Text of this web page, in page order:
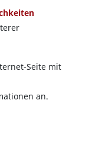
Seite mit
an.